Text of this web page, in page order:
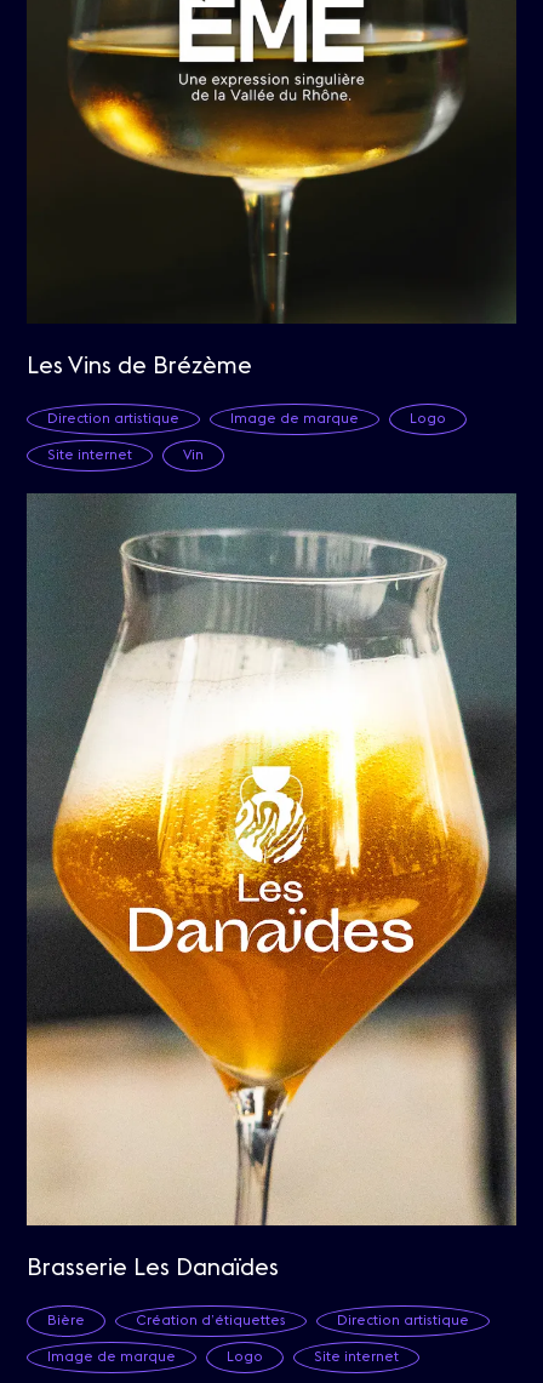
Les Vins de Brézème
Direction artistique Image de marque Logo
Site internet Vin
Brasserie Les Danaïdes
Bière Création d’étiquettes Direction artistique
Image de marque Logo Site internet